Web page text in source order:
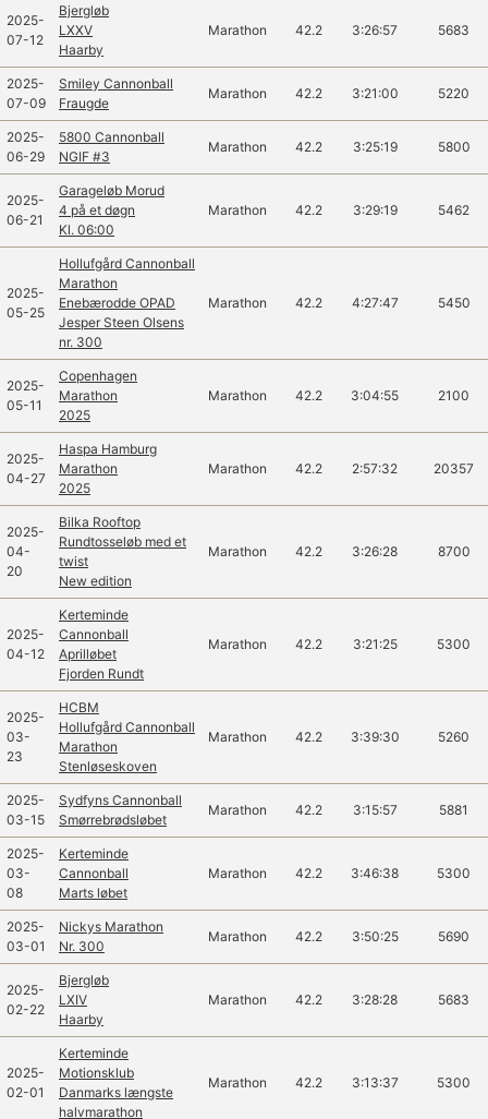
2025-
07-12
Bjergløb
LXXV
Haarby
Marathon 42.2 3:26:57 5683
2025-
07-09
Smiley Cannonball
Fraugde
Marathon 42.2 3:21:00 5220
2025-
06-29
5800 Cannonball
NGIF #3
Marathon 42.2 3:25:19 5800
2025-
06-21
Garageløb Morud
4 på et døgn
Kl. 06:00
Marathon 42.2 3:29:19 5462
2025-
05-25
Hollufgård Cannonball
Marathon
Enebærodde OPAD
Jesper Steen Olsens
nr. 300
Marathon 42.2 4:27:47 5450
2025-
05-11
Copenhagen
Marathon
2025
Marathon 42.2 3:04:55 2100
2025-
04-27
Haspa Hamburg
Marathon
2025
Marathon 42.2 2:57:32 20357
2025-
04-
20
Bilka Rooftop
Rundtosseløb med et
twist
New edition
Marathon 42.2 3:26:28 8700
2025-
04-12
Kerteminde
Cannonball
Aprilløbet
Fjorden Rundt
Marathon 42.2 3:21:25 5300
2025-
03-
23
HCBM
Hollufgård Cannonball
Marathon
Stenløseskoven
Marathon 42.2 3:39:30 5260
2025-
03-15
Sydfyns Cannonball
Smørrebrødsløbet
Marathon 42.2 3:15:57 5881
2025-
03-
08
Kerteminde
Cannonball
Marts løbet
Marathon 42.2 3:46:38 5300
2025-
03-01
Nickys Marathon
Nr. 300
Marathon 42.2 3:50:25 5690
2025-
02-22
Bjergløb
LXIV
Haarby
Marathon 42.2 3:28:28 5683
2025-
02-01
Kerteminde
Motionsklub
Danmarks længste
halvmarathon
Marathon 42.2 3:13:37 5300